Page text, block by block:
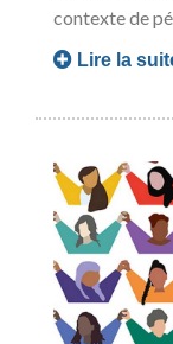
contexte de
Lire la